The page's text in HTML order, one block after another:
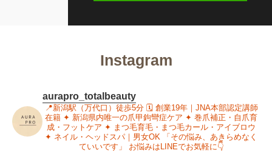
Instagram
aurapro_totalbeauty
📍新潟駅（万代口）徒歩5分🗓 創業19年｜JNA本部認定講師
在籍 ✦ 新潟県内唯一の爪甲鉤彎症ケア ✦ 巻爪補正・自爪育
成・フットケア ✦ まつ毛育毛・まつ毛カール・アイブロウ
✦ ネイル・ヘッドスパ｜男女OK 「その悩み、あきらめなく
ていいです」
お悩みはLINEでお気軽に👇